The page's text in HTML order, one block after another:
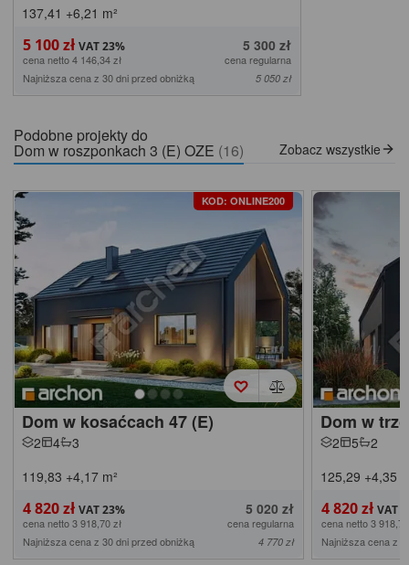
137,41 +6,21 m²
5 100 zł 5 300 zł
cena netto 4 146,34 zł
cena regularna
Najniższa cena z 30 dni przed obniżką
5 050 zł
Podobne projekty do
Dom w roszponkach 3 (E) OZE (16) Zobacz wszystkie
KOD: ONLINE200
Dom w kosaćcach 47 (E)
2 4
3
119,83 +4,17 m²
4 820 zł 5 020 zł
cena netto 3 918,70 zł
cena regularna
Najniższa cena z 30 dni przed obniżką
4 770 zł
Dom w
2 5
2
125,29 +4,35
4 820 zł
cena netto 3
Najniższa cena z